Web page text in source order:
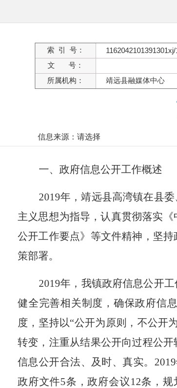
索 引 号：
文 号：
所属机构：
靖远县融媒体中心
信息来源：请选择
一、政府信息公开工作概述
2019年，靖远县高湾镇在县
主义思想为指导，认真贯彻落实
公开工作要点》等文件精神，坚
策部署。
2019年， 我镇政府信息公开工
健全完善相关制度， 确保政府信
度，坚持以“公开为原则，不公开
转变，注重从结果公开向过程公开
信息公开合法、及时、真实。
政府文件5条，政府会议12条， 规